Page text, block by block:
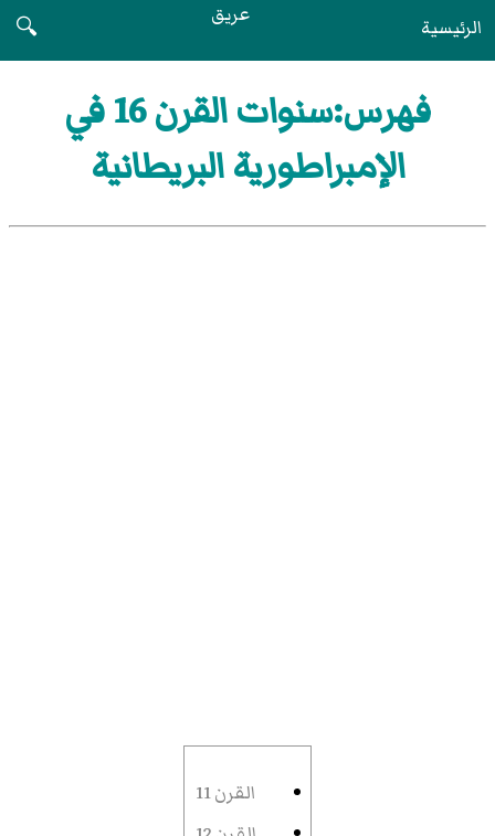
الرئيسية عريق
🔍
فهرس:سنوات القرن 16 في
الإمبراطورية البريطانية
القرن 11